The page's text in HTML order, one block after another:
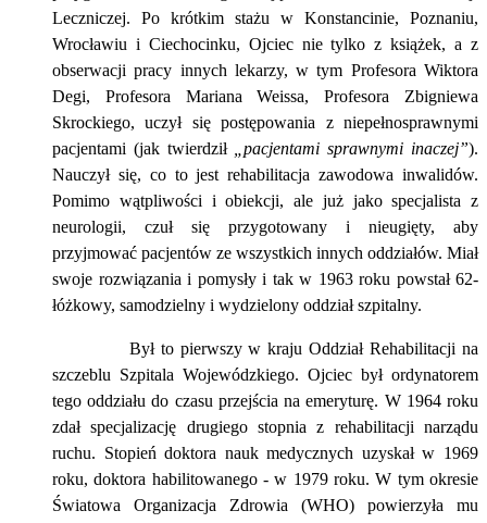
Leczniczej. Po krótkim stażu w Konstancinie, Poznaniu,
Wrocławiu i Ciechocinku, Ojciec nie tylko z książek, a z
obserwacji pracy innych lekarzy, w tym Profesora Wiktora
Degi, Profesora Mariana Weissa, Profesora Zbigniewa
Skrockiego, uczył się postępowania z niepełnosprawnymi
pacjentami (jak twierdził
„pacjentami sprawnymi inaczej”).
Nauczył się, co to jest rehabilitacja zawodowa inwalidów.
Pomimo wątpliwości i obiekcji, ale już jako specjalista z
neurologii, czuł się przygotowany i nieugięty, aby
przyjmować pacjentów ze wszystkich innych oddziałów. Miał
swoje rozwiązania i pomysły i tak w 1963 roku powstał 62-
łóżkowy, samodzielny i wydzielony oddział szpitalny.
Był to pierwszy w kraju Oddział Rehabilitacji na
szczeblu Szpitala Wojewódzkiego. Ojciec był ordynatorem
tego oddziału do czasu przejścia na emeryturę. W 1964 roku
zdał specjalizację drugiego stopnia z rehabilitacji narządu
ruchu. Stopień doktora nauk medycznych uzyskał w 1969
roku, doktora habilitowanego - w 1979 roku. W tym okresie
Światowa Organizacja Zdrowia (WHO) powierzyła mu